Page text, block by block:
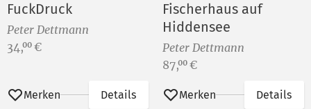
FuckDruck
Peter Dettmann
Preis:
34,00 €
Merken Details
Fischerhaus auf
Hiddensee
Peter Dettmann
Preis:
87,00 €
Merken Details